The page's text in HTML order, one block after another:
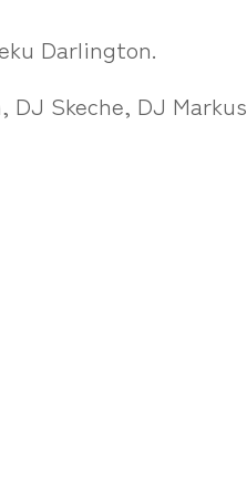
Darlington.
Skeche, DJ Markus